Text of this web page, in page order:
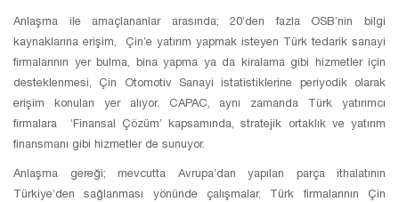
Anlaşma ile amaçlananlar arasında; 20’den fazla OSB’nin bilgi
kaynaklarına erişim, Çin’e yatırım yapmak isteyen Türk tedarik sanayi
firmalarının yer bulma, bina yapma ya da kiralama gibi hizmetler için
desteklenmesi, Çin Otomotiv Sanayi istatistiklerine periyodik olarak
erişim konuları yer alıyor. CAPAC, aynı zamanda Türk yatırımcı
firmalara ‘Finansal Çözüm’ kapsamında, stratejik ortaklık ve yatırım
finansmanı gibi hizmetler de sunuyor.
Anlaşma gereği; mevcutta Avrupa’dan yapılan parça ithalatının
Türkiye’den sağlanması yönünde çalışmalar, Türk firmalarının Çin